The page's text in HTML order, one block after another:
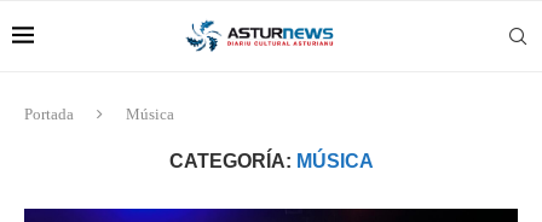
Portada Música
CATEGORÍA: MÚSICA